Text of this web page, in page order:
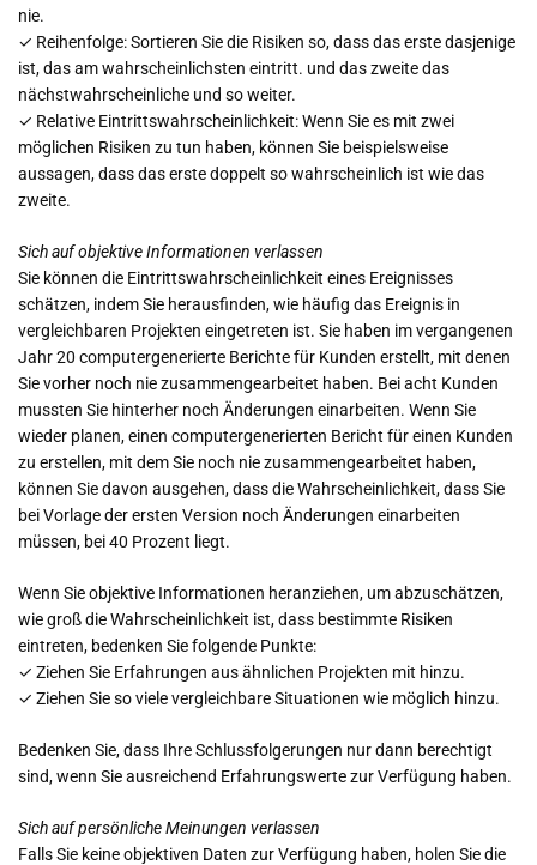
nie.
✓ Reihenfolge: Sortieren Sie die Risiken so, dass das erste dasjenige
ist, das am wahrscheinlichsten eintritt. und das zweite das
nächstwahrscheinliche und so weiter.
✓ Relative Eintrittswahrscheinlichkeit: Wenn Sie es mit zwei
möglichen Risiken zu tun haben, können Sie beispielsweise
aussagen, dass das erste doppelt so wahrscheinlich ist wie das
zweite.
Sich auf objektive Informationen verlassen
Sie können die Eintrittswahrscheinlichkeit eines Ereignisses
schätzen, indem Sie herausfinden, wie häufig das Ereignis in
vergleichbaren Projekten eingetreten ist. Sie haben im vergangenen
Jahr 20 computergenerierte Berichte für Kunden erstellt, mit denen
Sie vorher noch nie zusammengearbeitet haben. Bei acht Kunden
mussten Sie hinterher noch Änderungen einarbeiten. Wenn Sie
wieder planen, einen computergenerierten Bericht für einen Kunden
zu erstellen, mit dem Sie noch nie zusammengearbeitet haben,
können Sie davon ausgehen, dass die Wahrscheinlichkeit, dass Sie
bei Vorlage der ersten Version noch Änderungen einarbeiten
müssen, bei 40 Prozent liegt.
Wenn Sie objektive Informationen heranziehen, um abzuschätzen,
wie groß die Wahrscheinlichkeit ist, dass bestimmte Risiken
eintreten, bedenken Sie folgende Punkte:
✓ Ziehen Sie Erfahrungen aus ähnlichen Projekten mit hinzu.
✓ Ziehen Sie so viele vergleichbare Situationen wie möglich hinzu.
Bedenken Sie, dass Ihre Schlussfolgerungen nur dann berechtigt
sind, wenn Sie ausreichend Erfahrungswerte zur Verfügung haben.
Sich auf persönliche Meinungen verlassen
Falls Sie keine objektiven Daten zur Verfügung haben, holen Sie die